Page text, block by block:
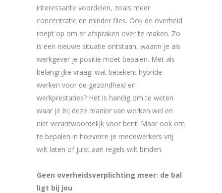
interessante voordelen, zoals meer
concentratie en minder files. Ook de overheid
roept op om er afspraken over te maken. Zo
is een nieuwe situatie ontstaan, waarin je als
werkgever je positie moet bepalen. Met als
belangrijke vraag: wat betekent hybride
werken voor de gezondheid en
werkprestaties? Het is handig om te weten
waar je bij deze manier van werken wel en
niet verantwoordelijk voor bent. Maar ook om
te bepalen in hoeverre je medewerkers vrij
wilt laten of juist aan regels wilt binden.
Geen overheidsverplichting meer: de bal
ligt bij jou